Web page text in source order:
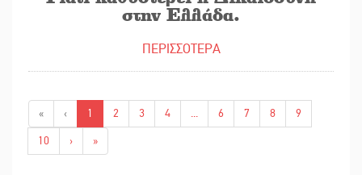
στην Ελλάδα.
ΠΕΡΙΣΣΟΤΕΡΑ
« ‹ 1 2 3 4 ... 6 7 8
9
10
› »